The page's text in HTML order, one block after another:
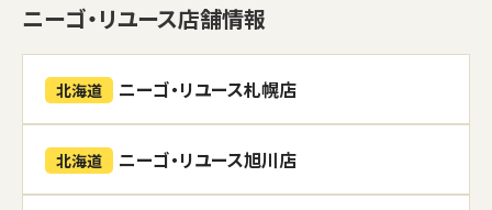
ニーゴ・リユース店舗情報
北海道 ニーゴ・リユース札幌店
北海道 ニーゴ・リユース旭川店